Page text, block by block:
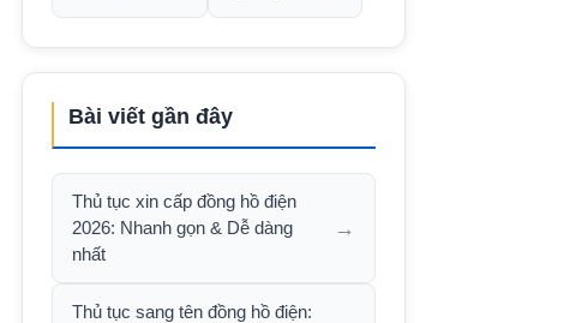
Bài viết gần đây
Thủ tục xin cấp đồng hồ điện
2026: Nhanh gọn & Dễ dàng
nhất
→
Thủ tục sang tên đồng hồ điện: